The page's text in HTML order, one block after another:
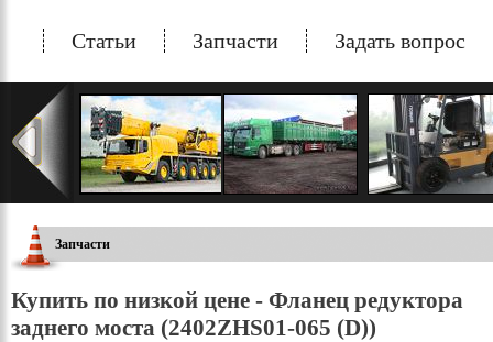
Статьи Запчасти Задать вопрос
Запчасти
Купить по низкой цене - Фланец редуктора
заднего моста (2402ZHS01-065 (D))